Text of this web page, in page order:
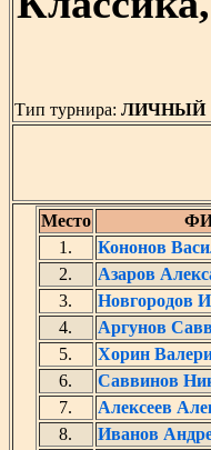
Тип турнира: ЛИЧНЫЙ
Место
1.
Кононов
2.
Азаров
3.
Новгородов
4.
Аргунов
5.
Хорин
6.
Саввинов
7.
Алексеев
8.
Иванов